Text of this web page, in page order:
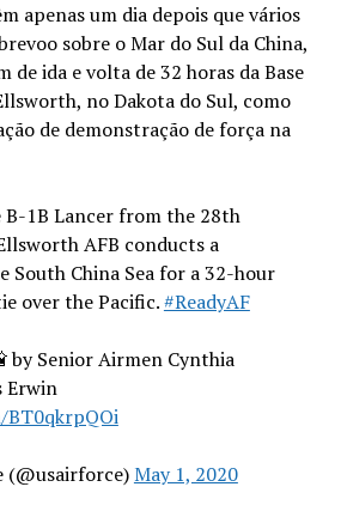
apenas um dia depois que vários
sobre o Mar do Sul da China,
de ida e volta de 32 horas da Base
no Dakota do Sul, como
de demonstração de força na
B-1B Lancer from the 28th
AFB conducts a
South China Sea for a 32-hour
over the Pacific.#ReadyAF
by Senior Airmen Cynthia
Erwin
(@usairforce)May 1, 2020